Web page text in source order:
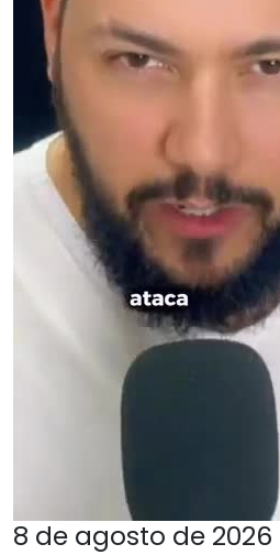
8 de agosto de 2026